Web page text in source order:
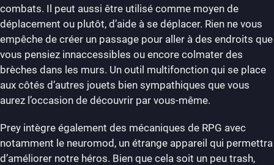
combats. Il peut aussi être utilisé comme moyen de
déplacement ou plutôt, d’aide à se déplacer. Rien ne vous
empêche de créer un passage pour aller à des endroits que
vous pensiez innaccessibles ou encore colmater des
brèches dans les murs. Un outil multifonction qui se place
aux côtés d’autres jouets bien sympathiques que vous
aurez l’occasion de découvrir par vous-même.
Prey intègre également des mécaniques de RPG avec
notamment le neuromod, un étrange appareil qui permettra
d’améliorer notre héros. Bien que cela soit un peu trash,